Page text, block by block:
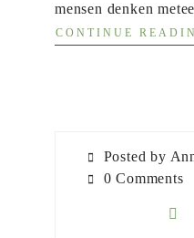
mensen denken
CONTINUE
Posted by
0 Comments